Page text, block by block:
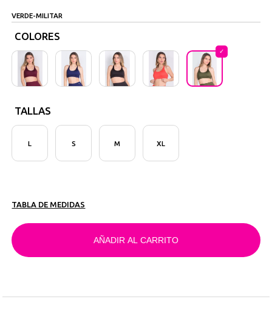
VERDE-MILITAR
COLORES
TALLAS
L S M XL
TABLA DE MEDIDAS
AÑADIR AL CARRITO